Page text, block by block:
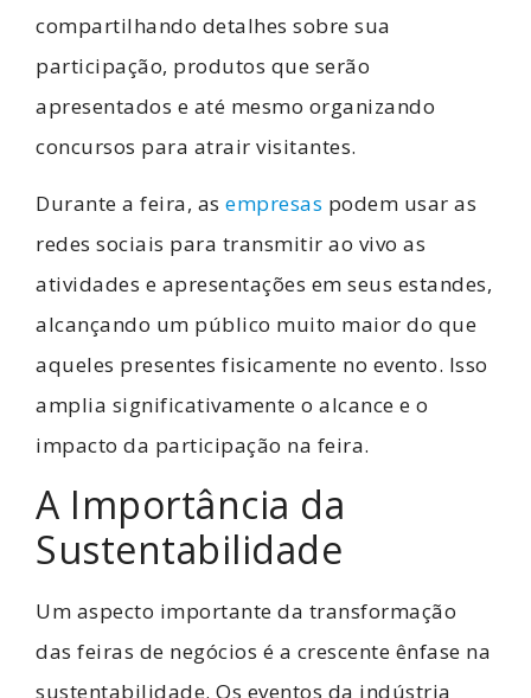
compartilhando detalhes sobre sua
participação, produtos que serão
apresentados e até mesmo organizando
concursos para atrair visitantes.
Durante a feira, as empresas podem usar as
redes sociais para transmitir ao vivo as
atividades e apresentações em seus estandes,
alcançando um público muito maior do que
aqueles presentes fisicamente no evento. Isso
amplia significativamente o alcance e o
impacto da participação na feira.
A Importância da
Sustentabilidade
Um aspecto importante da transformação
das feiras de negócios é a crescente ênfase na
sustentabilidade. Os eventos da indústria